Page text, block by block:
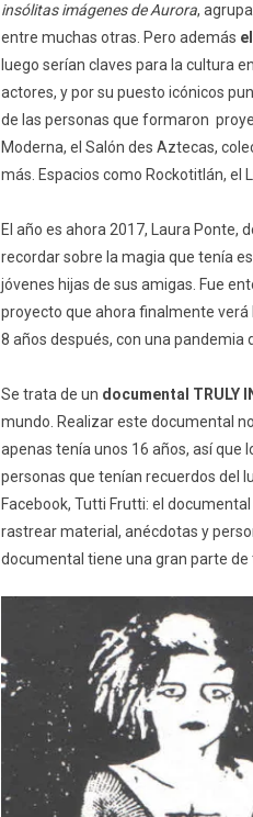
insólitas imágenes de Aurora,
entre muchas otras. Pero además
luego serían claves para la cultura
actores, y por su puesto icónicos
de las personas que formaron
Moderna, el Salón des Aztecas,
más. Espacios como Rockotitlán, el
El año es ahora 2017, Laura
recordar sobre la magia que tenía
jóvenes hijas de sus amigas. Fue
proyecto que ahora finalmente verá
8 años después, con una pandemia
Se trata de un documental TRULY
mundo. Realizar este documental
apenas tenía unos 16 años, así que
personas que tenían recuerdos del
Facebook, Tutti Frutti: el
rastrear material, anécdotas y
documental tiene una gran parte de